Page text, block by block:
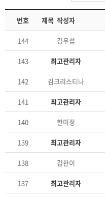
번호 제목 작성자
144 생을 마감할까 합니다.
김우섭
143 Re: 생을 마감할까 합니
최고관리자
142 지속적인 우울증, 잦은
김크리스티나
141 Re: 지속적인 우울증,
최고관리자
140 연락 그만 주셨으면 좋
한미정
139 Re: 연락 그만 주셨으
최고관리자
138 힘들어요김한이
137 Re: 힘들어요
최고관리자